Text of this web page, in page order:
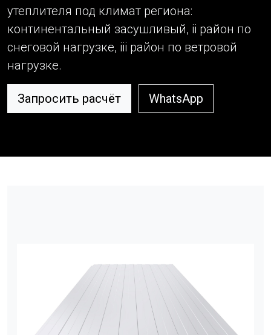
утеплителя под климат региона:
континентальный засушливый, ii район по
снеговой нагрузке, iii район по ветровой
нагрузке.
Запросить расчёт WhatsApp